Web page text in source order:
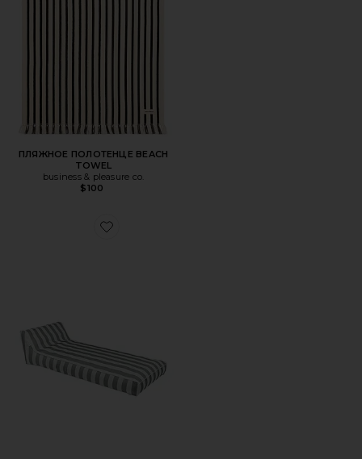
ПЛЯЖНОЕ ПОЛОТЕНЦЕ BEACH
TOWEL
business & pleasure co.
$100
Favorite РОСКОШНЫЙ УДЛИНЕННЫЙ ВАРИАНТ LUXE